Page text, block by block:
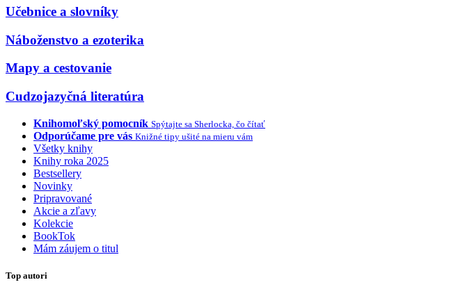
Učebnice a slovníky
Náboženstvo a ezoterika
Mapy a cestovanie
Cudzojazyčná literatúra
Knihomoľský pomocník Spýtajte sa Sherlocka, čo čítať
Odporúčame pre vás Knižné tipy ušité na mieru vám
Všetky knihy
Knihy roka 2025
Bestsellery
Novinky
Pripravované
Akcie a zľavy
Kolekcie
BookTok
Mám záujem o titul
Top autori